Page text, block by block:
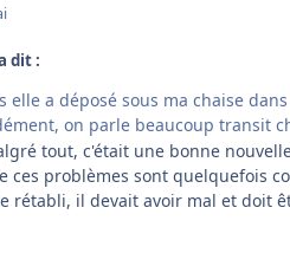
dit :
elle a déposé sous ma chaise
on parle beaucoup transit
tout, c'était une bonne
ces problèmes sont quelquefois
rétabli, il devait avoir mal et doit